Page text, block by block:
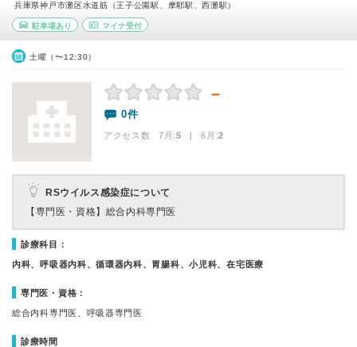
兵庫県神戸市灘区水道筋（王子公園駅、摩耶駅、西灘駅）
駐車場あり マイナ受付
土曜（〜12:30）
－
0件
アクセス数 7月:5 | 6月:2
RSウイルス感染症について
【専門医・資格】 総合内科専門医
診療科目：
内科、呼吸器内科、循環器内科、胃腸科、小児科、在宅医療
専門医・資格：
総合内科専門医、呼吸器専門医
診療時間